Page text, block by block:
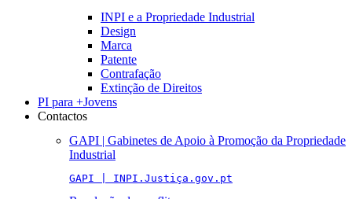
INPI e a Propriedade Industrial
Design
Marca
Patente
Contrafação
Extinção de Direitos
PI para +Jovens
Contactos
GAPI | Gabinetes de Apoio à Promoção da Propriedade
Industrial
GAPI | INPI.Justiça.gov.pt